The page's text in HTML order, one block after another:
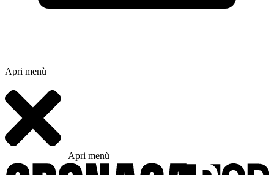
Apri menù
Apri menù